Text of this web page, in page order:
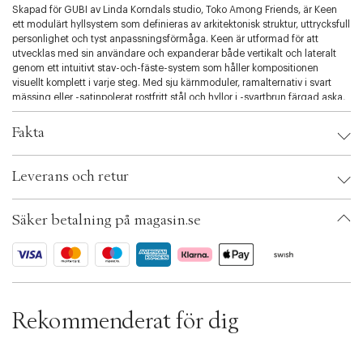
.
v
a
r
i
a
t
i
n
.
e
l
c
t
o
n
Skapad för GUBI av Linda Korndals studio, Toko Among Friends, är Keen
ett modulärt hyllsystem som definieras av arkitektonisk struktur, uttrycksfull
personlighet och tyst anpassningsförmåga. Keen är utformad för att
utvecklas med sin användare och expanderar både vertikalt och lateralt
genom ett intuitivt stav-och-fäste-system som håller kompositionen
visuellt komplett i varje steg. Med sju kärnmoduler, ramalternativ i svart
mässing eller -satinpolerat rostfritt stål och hyllor i -svartbrun färgad aska,
ALPI-faner eller coolgrått glas ger systemet både skulptural rytm,
materialdjup och känslomässig resonans till hem, gästfrihetsinställningar
Fakta
EAN: 5715880728184
ID: BQOM43-0008
Leverans och retur
Säker betalning på magasin.se
Rekommenderat för dig